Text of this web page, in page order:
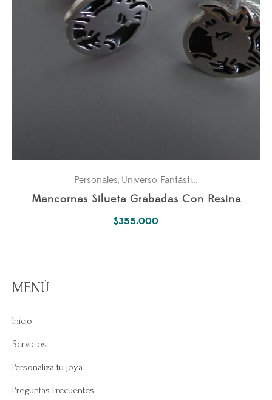
Personales, Universo Fantástico
Mancornas Silueta Grabadas Con Resina
$355.000
MENÚ
Inicio
Servicios
Personaliza tu joya
Preguntas Frecuentes